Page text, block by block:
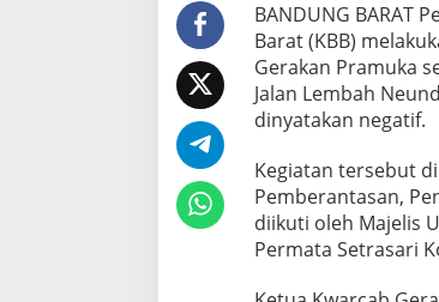
BANDUNG BARAT
Barat (KBB)
Gerakan Pramuka
Jalan Lembah
dinyatakan negatif.
Kegiatan tersebut
Pemberantasan,
diikuti oleh Majelis
Permata Setrasari